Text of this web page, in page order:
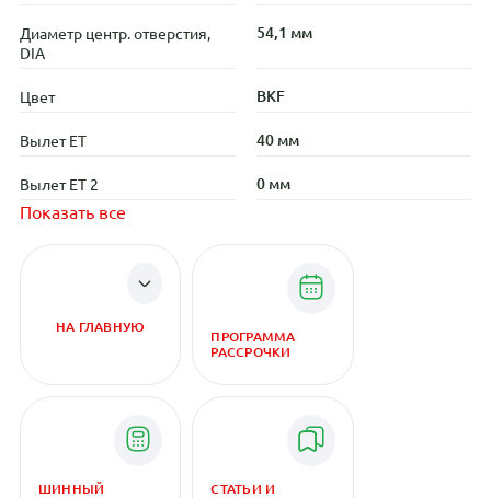
Диаметр центр. отверстия,
DIA
54,1 мм
Цвет BKF
Вылет ET 40 мм
Вылет ET 2 0 мм
Показать все
НА ГЛАВНУЮ
ПРОГРАММА
РАССРОЧКИ
ШИННЫЙ
СТАТЬИ И